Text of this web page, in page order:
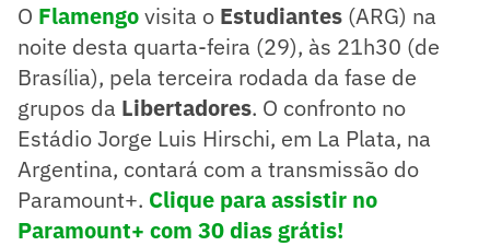
O Flamengovisita o Estudiantes (ARG) na
noite desta quarta-feira (29), às 21h30 (de
Brasília), pela terceira rodada da fase de
grupos da Libertadores. O confronto no
Estádio Jorge Luis Hirschi, em La Plata, na
Argentina, contará com a transmissão do
Paramount+. Clique para assistir no
Paramount+ com 30 dias grátis!